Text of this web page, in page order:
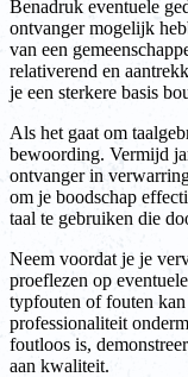
Benadruk eventuele
ontvanger mogelijk
van een
relativerend en
je een sterkere basis
Als het gaat om
bewoording. Vermijd
ontvanger in
om je boodschap
taal te gebruiken die
Neem voordat je je
proeflezen op
typfouten of fouten
professionaliteit
foutloos is,
aan kwaliteit.